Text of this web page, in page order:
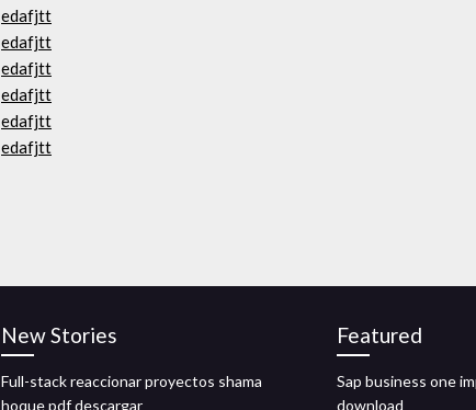
edafjtt
edafjtt
edafjtt
edafjtt
edafjtt
edafjtt
New Stories
Full-stack reaccionar proyectos shama
hoque pdf descargar
Featured
Sap business one
download